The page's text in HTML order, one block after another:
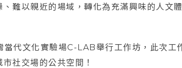
難以親近的場域，轉化為充滿興味的人文
代文化實驗場C-LAB舉行工作坊，此次工
社交場的公共空間！